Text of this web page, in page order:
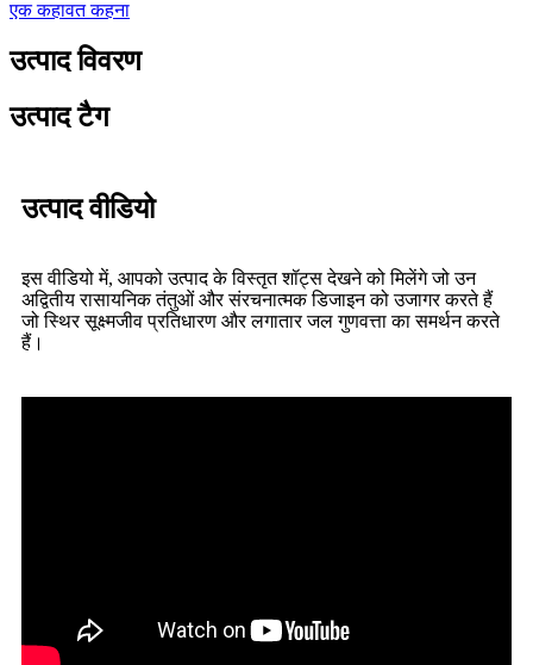
एक कहावत कहना
उत्पाद विवरण
उत्पाद टैग
उत्पाद वीडियो
इस वीडियो में, आपको उत्पाद के विस्तृत शॉट्स देखने को मिलेंगे जो उन
अद्वितीय रासायनिक तंतुओं और संरचनात्मक डिजाइन को उजागर करते हैं
जो स्थिर सूक्ष्मजीव प्रतिधारण और लगातार जल गुणवत्ता का समर्थन करते
हैं।